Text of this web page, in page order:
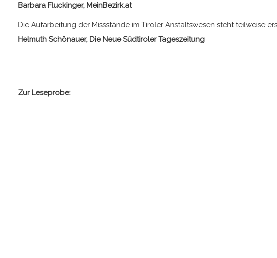
Barbara Fluckinger, MeinBezirk.at
Die Aufarbeitung der Missstände im Tiroler Anstaltswesen steht teilweise
Helmuth Schönauer, Die Neue Südtiroler Tageszeitung
Zur Leseprobe: